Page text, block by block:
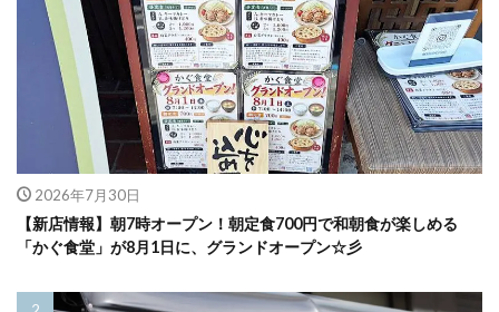
2026年7月30日
【新店情報】朝7時オープン！朝定食700円で和朝食が楽しめる
「かぐ食堂」が8月1日に、グランドオープン☆彡